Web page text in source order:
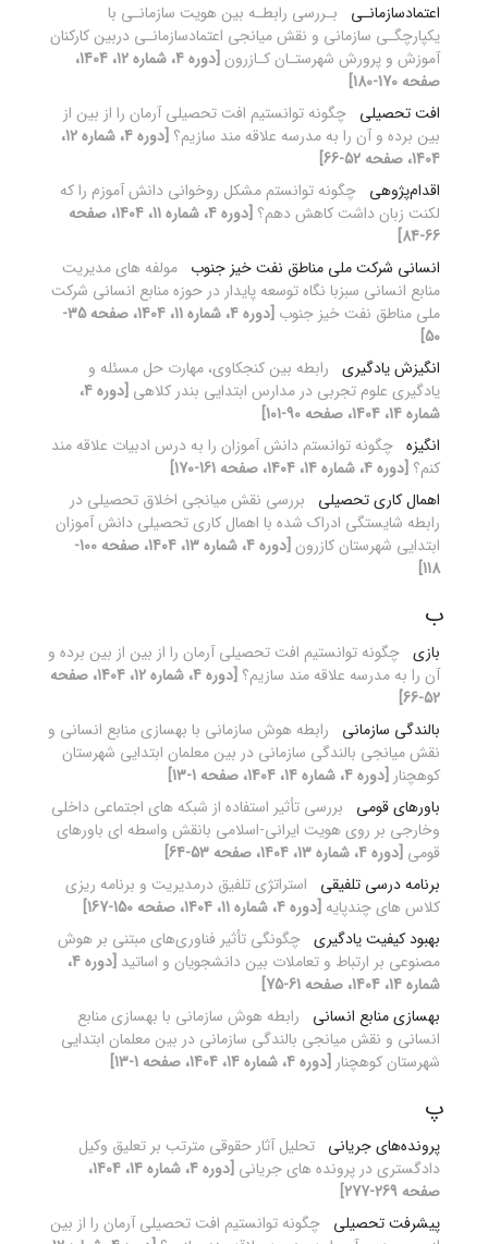
اعتمادسازمانـی
بـررسی رابطـه بین هویت سازمانـی با
یکپارچگـی سازمانی و نقش میانجی اعتمادسازمانـی دربین کارکنان
آموزش و پرورش شهرستـان کـازرون
[دوره 4، شماره 12، 1404،
صفحه 170-180]
افت تحصیلی چگونه توانستیم افت تحصیلی آرمان را از بین از
بین برده و آن را به مدرسه علاقه مند سازیم؟
[دوره 4، شماره 12،
1404، صفحه 52-66]
اقدام‌پژوهی چگونه توانستم مشکل روخوانی دانش آموزم را که
لکنت زبان داشت کاهش دهم؟
[دوره 4، شماره 11، 1404، صفحه
66-84]
انسانی شرکت ملی مناطق نفت خیز جنوب مولفه های مدیریت
منابع انسانی سبزبا نگاه توسعه پایدار در حوزه منابع انسانی شرکت
ملی مناطق نفت خیز جنوب
[دوره 4، شماره 11، 1404، صفحه 35-
50]
انگیزش یادگیری رابطه بین کنجکاوی، مهارت حل مسئله و
یادگیری علوم تجربی در مدارس ابتدایی بندر کلاهی
[دوره 4،
شماره 14، 1404، صفحه 90-101]
انگیزه چگونه توانستم دانش آموزان را به درس ادبیات علاقه مند
کنم؟ [دوره 4، شماره 14، 1404، صفحه 161-170]
اهمال کاری تحصیلی
بررسی نقش میانجی اخلاق تحصیلی در
رابطه شایستگی ادراک شده با اهمال کاری تحصیلی دانش آموزان
ابتدایی شهرستان کازرون
[دوره 4، شماره 13، 1404، صفحه 100-
118]
ب
بازی چگونه توانستیم افت تحصیلی آرمان را از بین از بین برده و
آن را به مدرسه علاقه مند سازیم؟
[دوره 4، شماره 12، 1404، صفحه
52-66]
بالندگی سازمانی
رابطه هوش سازمانی با بهسازی منابع انسانی و
نقش میانجی بالندگی سازمانی در بین معلمان ابتدایی شهرستان
کوهچنار [دوره 4، شماره 14، 1404، صفحه 1-13]
باورهای قومی
بررسی تأثیر استفاده از شبکه های اجتماعی داخلی
وخارجی بر روی هویت ایرانی-اسلامی بانقش واسطه ای باورهای
قومی [دوره 4، شماره 13، 1404، صفحه 53-64]
برنامه درسی تلفیقی
استراتژی تلفیق درمدیریت و برنامه ریزی
کلاس های چندپایه [دوره 4، شماره 11، 1404، صفحه 150-167]
بهبود کیفیت یادگیری چگونگی تأثیر فناوری‌های مبتنی بر هوش
مصنوعی بر ارتباط و تعاملات بین دانشجویان و اساتید
[دوره 4،
شماره 14، 1404، صفحه 61-75]
بهسازی منابع انسانی
رابطه هوش سازمانی با بهسازی منابع
انسانی و نقش میانجی بالندگی سازمانی در بین معلمان ابتدایی
شهرستان کوهچنار [دوره 4، شماره 14، 1404، صفحه 1-13]
پ
پرونده‌های جریانی تحلیل آثار حقوقی مترتب بر تعلیق وکیل
دادگستری در پرونده های جریانی
[دوره 4، شماره 14، 1404،
صفحه 269-277]
پیشرفت تحصیلی چگونه توانستیم افت تحصیلی آرمان را از بین